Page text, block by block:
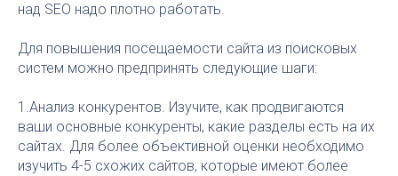
над SEO надо плотно работать.
Для повышения посещаемости сайта из поисковых
систем можно предпринять следующие шаги:
1.Анализ конкурентов. Изучите, как продвигаются
ваши основные конкуренты, какие разделы есть на их
сайтах. Для более объективной оценки необходимо
изучить 4-5 схожих сайтов, которые имеют более